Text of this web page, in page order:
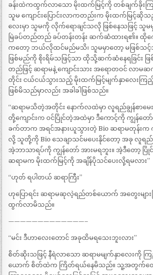
ခန်းထဲကထွက်လာသော မိုးထက်မြင့်ကို တစ်ချက်ခိုး
သူမ ကျောင်းပြောင်းလာကတည်းက မိုးထက်မြင့်ဆိုသ
လေးမှာ သူမကို လိုက်ရောချင်သလို ဖြစ်နေသဖြင့် သူ
မြဲခပ်တည်တည် ခပ်တန်းတန်း ဆက်ဆံထားရ၏။ ထိုကျ
ကတော့ ဘယ်လိုထင်မည်မသိ၊ သူမမှာတော့ မဖြစ်သင့်
ဖြစ်မည်ကို စိုးရိမ်သဖြင့်သာ ထိုသို့ဆက်ဆံနေရခြင်း
တည်ဖြင့် ဆရာမနဲ့ ကျောင်းသား အရောတဝင် လာမ
တိုင်း ငယ်ငယ်သွားသည့် မိုးထက်မြင့်မျက်နှာလေးကြည့်
ဖြစ်မိသည်မှာလည်း အခါခါဖြစ်သည်။
“ဆရာမသိတဲ့အတိုင်း နောက်လထဲမှာ လူရည်ချွန်စာမေ
တို့ကျောင်းက ဝင်ပြိုင်တဲ့အထဲမှာ ဒီကောင့်ကို ကျွန်တော်
ခက်တာက အရင်အနားယူသွားတဲ့ Bio ဆရာမတုန်းက ကျ
လို့ သူတို့ကို Bio သေချာသင်မပေးနိုင်တော့ အခု လူရည်
အဲ့ဘာသာရပ်ကို ကျွန်တော် အားမရဘူး။ အဲ့ဒီတော့ ပ
ဆရာမက မိုးထက်မြင့်ကို အချိန်ပိုသင်ပေးလို့ရမလား”
“ဟုတ် ရပါတယ် ဆရာကြီး”
ဟုပြောရင်း ဆရာမဆုလဲ့ရည်တစ်ယောက် အတွေးများဖ
ထွက်လာမိသည်။
—————————————–
“မင်း ဒီဟာလေးတောင် အခုထိမရသေးဘူးလား”
စိတ်ဆိုးသဖြင့် နီရဲလာသော ဆရာမမျက်နှာလေးကို က
ယောက် စိတ်ထဲက ကြိတ်ရယ်နေမိသည်။ သူ့အတွက်တော့